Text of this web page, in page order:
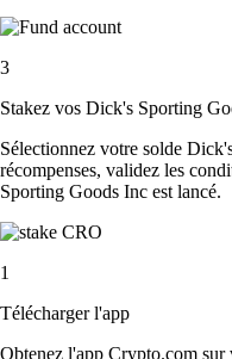
3
Stakez vos Dick's Sporting
Sélectionnez votre solde
récompenses, validez les
Sporting Goods Inc est lancé.
1
Télécharger l'app
Obtenez l'app Crypto.com sur